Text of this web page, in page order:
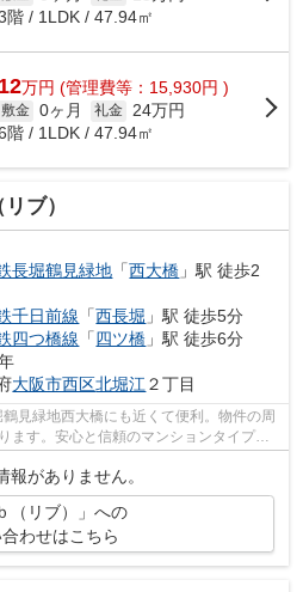
階 / 1LDK / 47.94㎡
12万円 (管理費等：15,930円 )
敷金 0ヶ月 礼金 24万円
階 / 1LDK / 47.94㎡
ブ）
長堀鶴見緑地 「西大橋 」駅 徒歩2
千日前線 「西長堀 」駅 徒歩5分
四つ橋線 「四ツ橋 」駅 徒歩6分
大阪市西区北堀江 ２丁目
鶴見緑地西大橋にも近くて便利。物件の周
ます。安心と信頼のマンションタイプの
内ご...
報がありません。
（リブ）」への
わせはこちら